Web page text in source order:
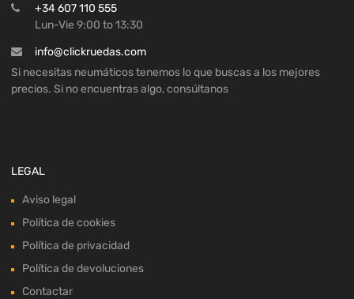
+34 607 110 555
Lun-Vie 9:00 to 13:30
info@clickruedas.com
Si necesitas neumáticos tenemos lo que buscas a los mejores
precios. Si no encuentras algo, consúltanos
LEGAL
Aviso legal
Política de cookies
Política de privacidad
Política de devoluciones
Contactar